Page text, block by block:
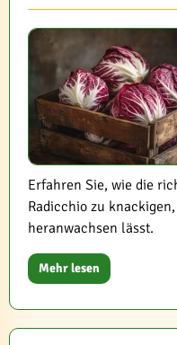
Erfahren Sie, wie die
Radicchio zu
heranwachsen lässt.
Mehr lesen